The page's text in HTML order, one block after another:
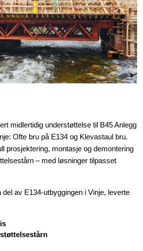
midlertidig understøttelse til B45 Anlegg
Ofte bru på E134 og Klevastaul bru.
prosjektering, montasje og demontering
– med løsninger tilpasset
del av E134-utbyggingen i Vinje, leverte